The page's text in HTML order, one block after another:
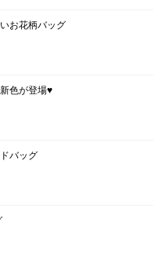
お花柄バッグ
色が登場♥
バッグ